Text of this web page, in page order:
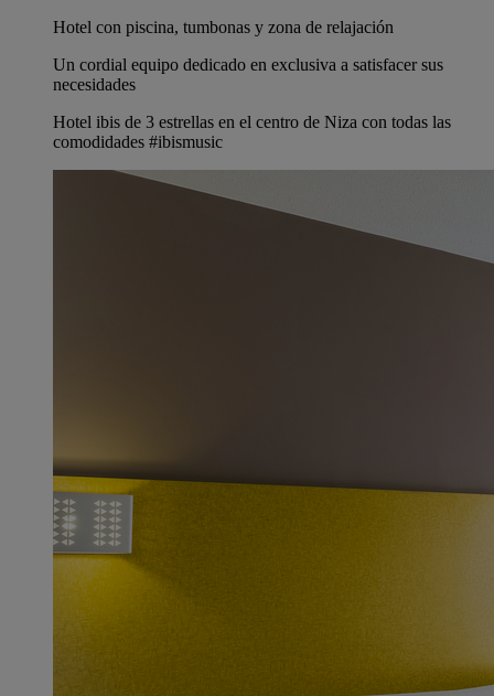
Hotel con piscina, tumbonas y zona de relajación
Un cordial equipo dedicado en exclusiva a satisfacer sus
necesidades
Hotel ibis de 3 estrellas en el centro de Niza con todas las
comodidades #ibismusic